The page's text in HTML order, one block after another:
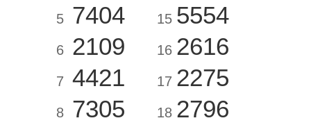
5 7404
6 2109
7 4421
8 7305
15 5554
16 2616
17 2275
18 2796